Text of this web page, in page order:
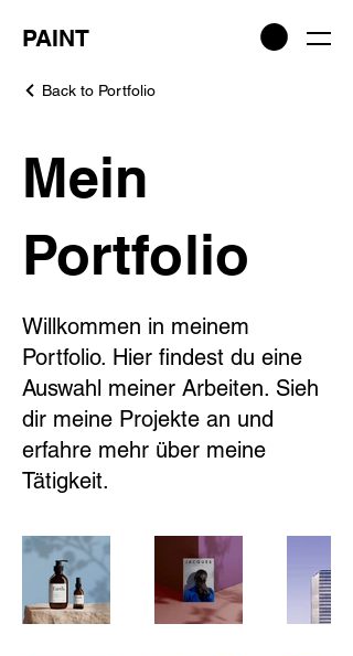
PAINT
Back to Portfolio
Mein
Portfolio
Willkommen in meinem
Portfolio. Hier findest du eine
Auswahl meiner Arbeiten. Sieh
dir meine Projekte an und
erfahre mehr über meine
Tätigkeit.